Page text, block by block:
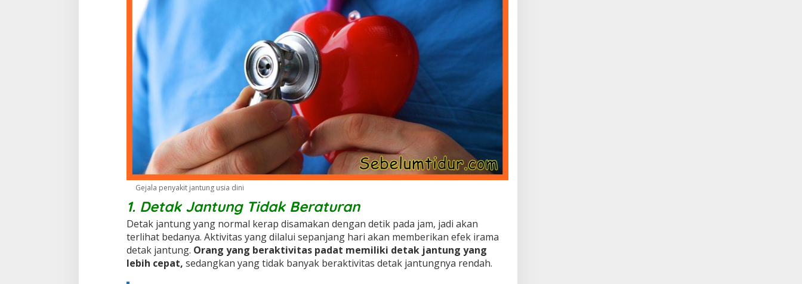
Gejala penyakit jantung usia dini
1. Detak Jantung Tidak Beraturan
Detak jantung yang normal kerap disamakan dengan detik pada jam, jadi akan
terlihat bedanya. Aktivitas yang dilalui sepanjang hari akan memberikan efek irama
detak jantung. Orang yang beraktivitas padat memiliki detak jantung yang
lebih cepat, sedangkan yang tidak banyak beraktivitas detak jantungnya rendah.